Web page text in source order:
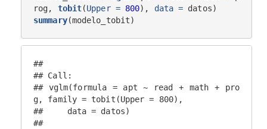
rog, tobit(Upper = 800), data =
summary(modelo_tobit)
##
## Call:
## vglm(formula = apt ~ read + math + pro
g, family = tobit(Upper = 800),
##     data = datos)
##